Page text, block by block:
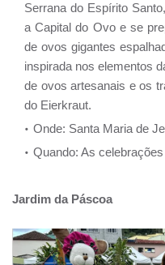
Serrana do Espírito
a Capital do Ovo e se
de ovos gigantes
inspirada nos elementos
de ovos artesanais e os
do Eierkraut.
Onde: Santa Maria de
Quando: As
Jardim da Páscoa